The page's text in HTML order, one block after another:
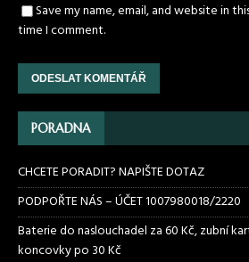
Save my name, email, and website in
time I comment.
PORADNA
CHCETE PORADIT? NAPIŠTE DOTAZ
PODPOŘTE NÁS – ÚČET 1007980018/2220
Baterie do naslouchadel za 60 Kč, zubní
koncovky po 30 Kč